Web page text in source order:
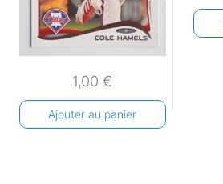
1,00€
Ajouter au panier